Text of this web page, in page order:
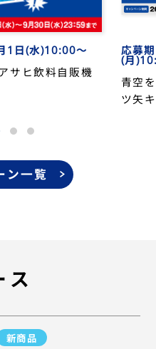
1日(水)10:00～
サヒ飲料自販機
応募
(月
青空
ツ矢
ン一覧
ス
新商品